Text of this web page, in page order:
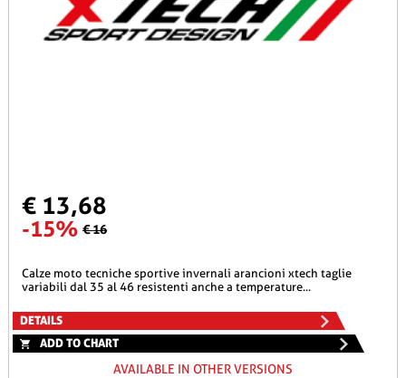
€ 13,68
-15% € 16
calze moto tecniche sportive invernali arancioni xtech taglie
variabili dal 35 al 46 resistenti anche a temperature...
DETAILS
ADD TO CHART
AVAILABLE IN OTHER VERSIONS